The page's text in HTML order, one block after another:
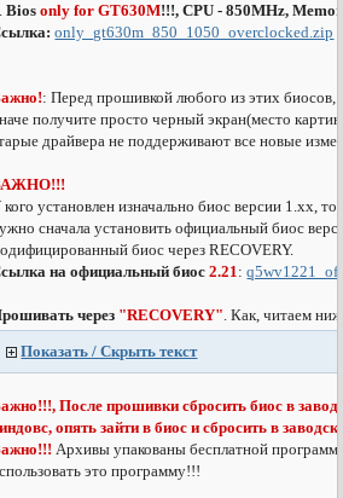
Biosonly for GT630M!!!, CPU - 850MHz,
only_gt630m_850_1050_overclocked.zip
: Перед прошивкой любого из этих
получите просто черный экран(место
драйвера не поддерживают все новые
кого установлен изначально биос версии 1.хх,
сначала установить официальный биос
биос через RECOVERY.
на официальный биос 2.21:
через "RECOVERY". Как, читаем
Показать / Скрыть текст
После прошивки сбросить биос в
опять зайти в биос и сбросить в
Архивы упакованы бесплатной
это программу!!!